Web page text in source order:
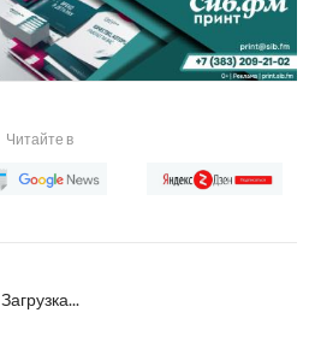
Читайте в
Загрузка...